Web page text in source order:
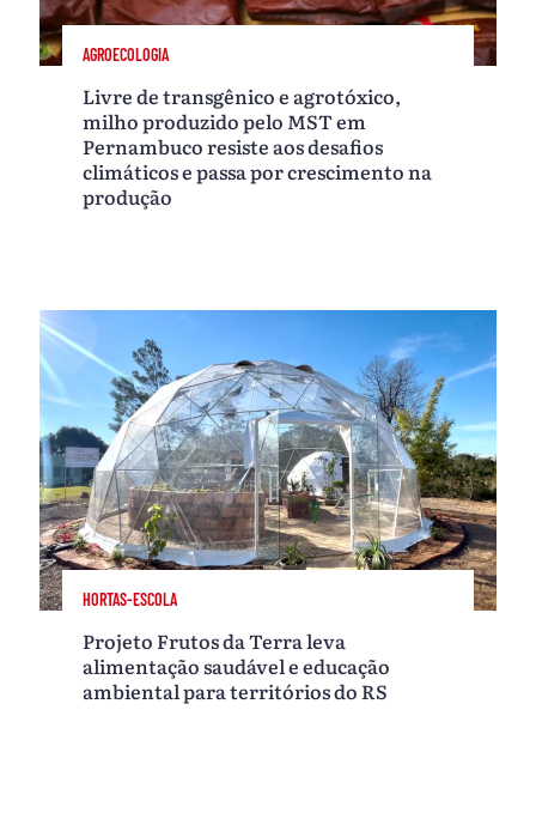
AGROECOLOGIA
Livre de transgênico e agrotóxico,
milho produzido pelo MST em
Pernambuco resiste aos desafios
climáticos e passa por crescimento na
produção
HORTAS-ESCOLA
Projeto Frutos da Terra leva
alimentação saudável e educação
ambiental para territórios do RS